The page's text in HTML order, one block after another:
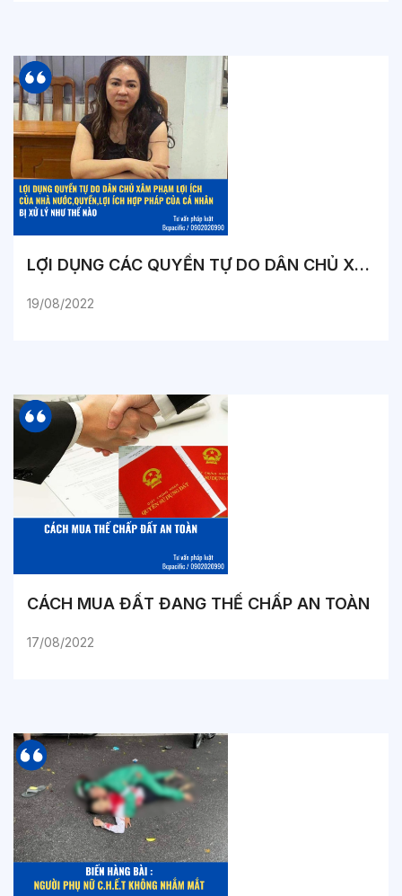
LỢI DỤNG CÁC QUYỀN TỰ DO DÂN CHỦ XÂM PHẠM LỢI ÍCH CỦA NHÀ NƯỚC, QUYỀN, LỢI ÍCH HỢP PHÁP CỦA CÁ NHÂN BỊ XỬ LÝ NHƯ THẾ NÀO?
19/08/2022
CÁCH MUA ĐẤT ĐANG THẾ CHẤP AN TOÀN
17/08/2022